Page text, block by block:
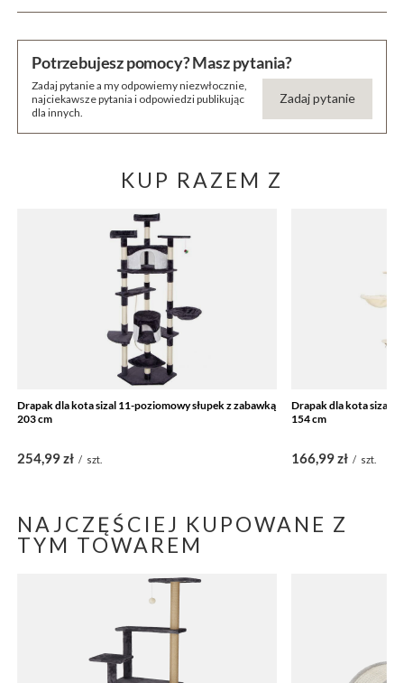
Potrzebujesz pomocy? Masz pytania?
Zadaj pytanie a my odpowiemy niezwłocznie,
najciekawsze pytania i odpowiedzi publikując
dla innych.
Zadaj pytanie
KUP RAZEM Z
Drapak dla kota sizal 11-poziomowy słupek z zabawką
203 cm
254,99 zł / szt.
Drapak dla kota sizal
154 cm
166,99 zł / szt.
NAJCZĘŚCIEJ KUPOWANE Z
TYM TOWAREM